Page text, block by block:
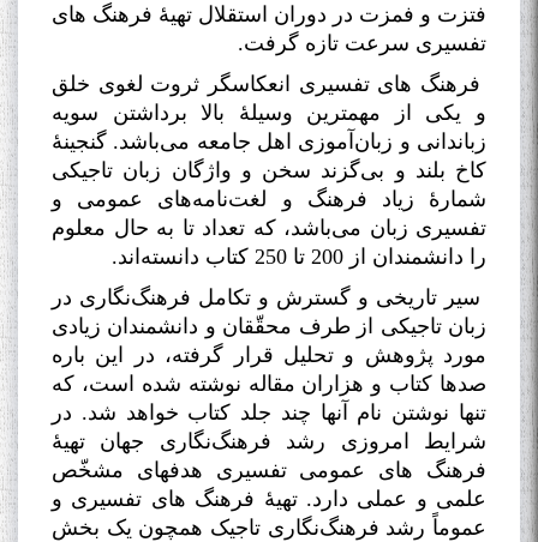
فتزت و فمزت در دوران استقلال تهیۀ فرهنگ های
تفسیری سرعت تازه گرفت.
فرهنگ های تفسیری انعکاسگر ثروت لغوی خلق
و یکی از مهمترین وسیلۀ بالا برداشتن سویه
زباندانی و زبان‌آموزی اهل جامعه می‌باشد. گنجینۀ
کاخ بلند و بی‌گزند سخن و واژگان زبان تاجیکی
شمارۀ زیاد فرهنگ و لغت‌نامه‌های عمومی و
تفسیری زبان می‌باشد، که تعداد تا به حال معلوم
را دانشمندان از 200 تا 250 کتاب دانسته‌اند
.
سیر تاریخی و گسترش و تکامل فرهنگ‌نگاری در
زبان تاجیکی از طرف محقّقان و دانشمندان زیادی
مورد پژوهش و تحلیل قرار گرفته، در این باره
صدها کتاب و هزاران مقاله نوشته شده است، که
تنها نوشتن نام آنها چند جلد کتاب خواهد شد. در
شرایط امروزی رشد فرهنگ‌نگاری جهان تهیۀ
فرهنگ های عمومی تفسیری هدفهای مشخّص
علمی و عملی دارد. تهیۀ فرهنگ های تفسیری و
عموماً رشد فرهنگ‌نگاری تاجیک همچون یک بخش